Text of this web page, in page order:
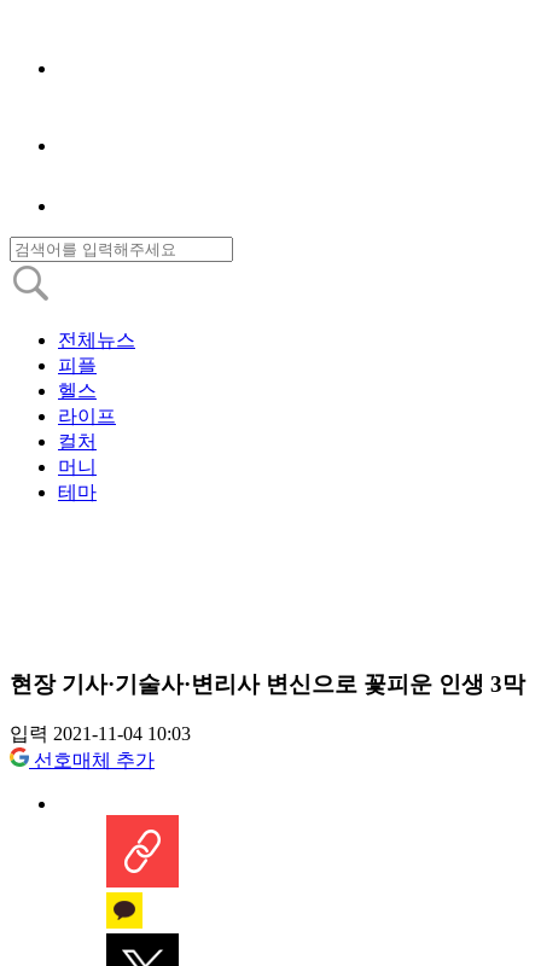
전체뉴스
피플
헬스
라이프
컬처
머니
테마
현장 기사·기술사·변리사 변신으로 꽃피운 인생 3막
입력 2021-11-04 10:03
선호매체 추가